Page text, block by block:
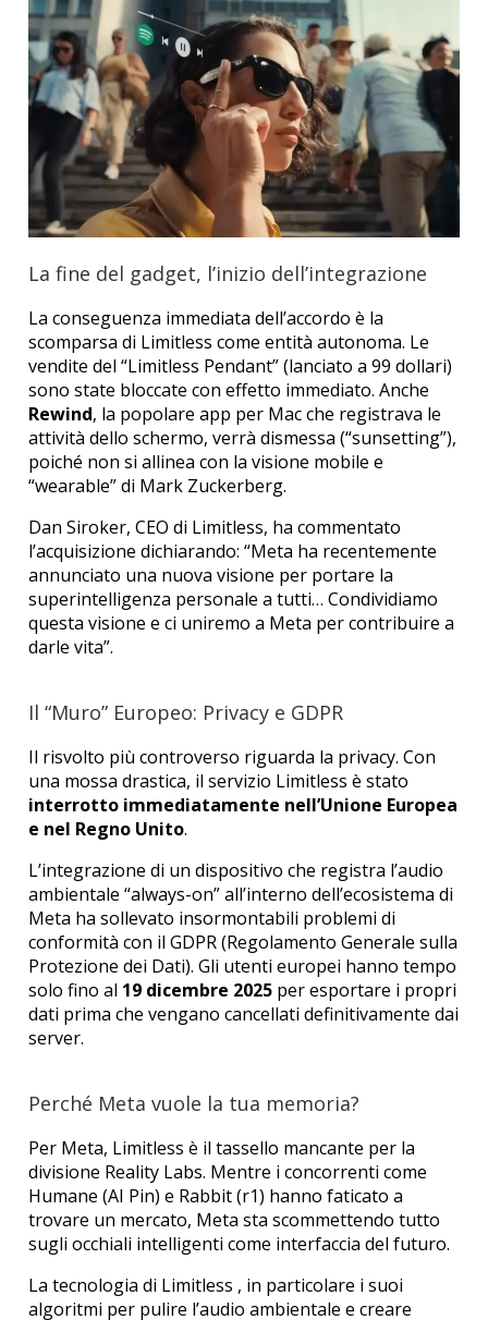
La fine del gadget, l’inizio dell’integrazione
La conseguenza immediata dell’accordo è la
scomparsa di Limitless come entità autonoma. Le
vendite del “Limitless Pendant” (lanciato a 99 dollari)
sono state bloccate con effetto immediato. Anche
Rewind, la popolare app per Mac che registrava le
attività dello schermo, verrà dismessa (“sunsetting”),
poiché non si allinea con la visione mobile e
“wearable” di Mark Zuckerberg.
Dan Siroker, CEO di Limitless, ha commentato
l’acquisizione dichiarando: “Meta ha recentemente
annunciato una nuova visione per portare la
superintelligenza personale a tutti… Condividiamo
questa visione e ci uniremo a Meta per contribuire a
darle vita”.
Il “Muro” Europeo: Privacy e GDPR
Il risvolto più controverso riguarda la privacy. Con
una mossa drastica, il servizio Limitless è stato
interrotto immediatamente nell’Unione Europea
e nel Regno Unito.
L’integrazione di un dispositivo che registra l’audio
ambientale “always-on” all’interno dell’ecosistema di
Meta ha sollevato insormontabili problemi di
conformità con il GDPR (Regolamento Generale sulla
Protezione dei Dati). Gli utenti europei hanno tempo
solo fino al 19 dicembre 2025 per esportare i propri
dati prima che vengano cancellati definitivamente dai
server.
Perché Meta vuole la tua memoria?
Per Meta, Limitless è il tassello mancante per la
divisione Reality Labs. Mentre i concorrenti come
Humane (AI Pin) e Rabbit (r1) hanno faticato a
trovare un mercato, Meta sta scommettendo tutto
sugli occhiali intelligenti come interfaccia del futuro.
La tecnologia di Limitless , in particolare i suoi
algoritmi per pulire l’audio ambientale e creare